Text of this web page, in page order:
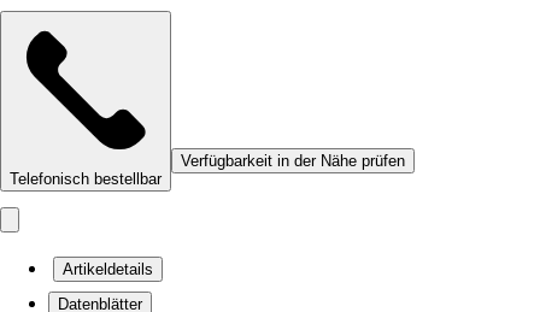
Telefonisch bestellbar
Verfügbarkeit in der Nähe prüfen
Artikeldetails
Datenblätter